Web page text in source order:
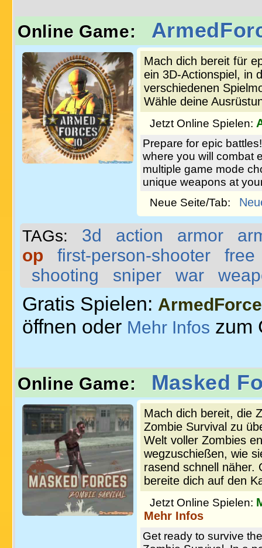
Online Game:
Mach dich bereit für
ein 3D-Actionspiel, in
verschiedenen
Wähle deine
Jetzt Online Spielen:
Prepare for epic
where you will combat
multiple game mode
unique weapons at
Neue Seite/Tab:
TAGs: 3d action armor
op
first-person-shooter
free
shooting
sniper war
Gratis Spielen:
öffnen oder Mehr Infos zum
Online Game: Masked
Mach dich bereit, die
Zombie Survival zu
Welt voller Zombies
wegzuschießen, wie
rasend schnell näher.
bereite dich auf den
Jetzt Online Spielen:
Mehr Infos
Get ready to survive